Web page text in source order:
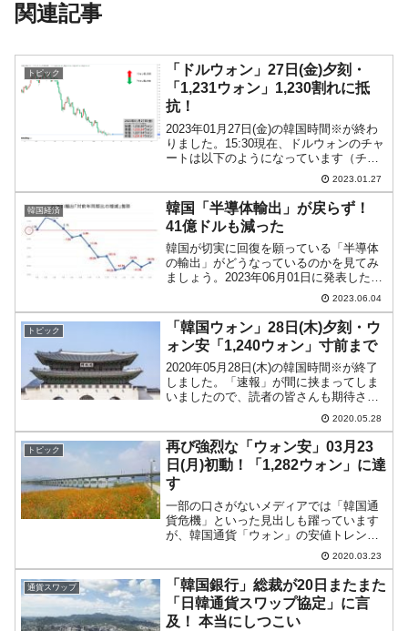
関連記事
トピック
「ドルウォン」27日(金)夕刻・
「1,231ウォン」1,230割れに抵
抗！
2023年01月27日(金)の韓国時間※が終わ
りました。15:30現在、ドルウォンのチャ
ートは以下のようになっています（チャ
ートは『Investing.com』より引用）。一
時「1ドル＝1,227ウォン」まで下げまし
たが、跳ね返して「1,2...
2023.01.27
韓国経済
韓国「半導体輸出」が戻らず！
41億ドルも減った
韓国が切実に回復を願っている「半導体
の輸出」がどうなっているのかを見てみ
ましょう。2023年06月01日に発表した産
業通商資源部のデータによると、半導体
輸出の金額は以下のように推移していま
す。⇒参照・引用元：『韓国 産業通商資
源部』公式サイ...
2023.06.04
トピック
「韓国ウォン」28日(木)夕刻・ウ
ォン安「1,240ウォン」寸前まで
2020年05月28日(木)の韓国時間※が終了
しました。「速報」が間に挟まってしま
いましたので、読者の皆さんも期待され
ているかもしれませんが、残念なことに
あの後以下のようになりました（チャー
トは『Investing.com』より引用：以下
同...
2020.05.28
トピック
再び強烈な「ウォン安」03月23
日(月)初動！「1,282ウォン」に達
す
一部の口さがないメディアでは「韓国通
貨危機」といった見出しも躍っています
が、韓国通貨「ウォン」の安値トレンド
に注目が集っています。2020年03月23日
(月)の市場が開きました。10：01現在
（日本時間）、ドルウォンチャートは以
下のようにな...
2020.03.23
通貨スワップ
「韓国銀行」総裁が20日またまた
「日韓通貨スワップ協定」に言
及！ 本当にしつこい